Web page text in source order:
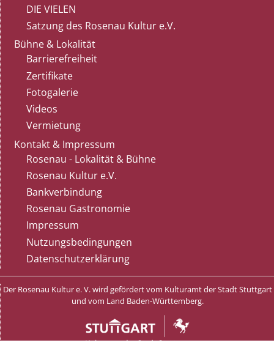
DIE VIELEN
Satzung des Rosenau Kultur e.V.
Bühne & Lokalität
Barrierefreiheit
Zertifikate
Fotogalerie
Videos
Vermietung
Kontakt & Impressum
Rosenau - Lokalität & Bühne
Rosenau Kultur e.V.
Bankverbindung
Rosenau Gastronomie
Impressum
Nutzungsbedingungen
Datenschutzerklärung
Der Rosenau Kultur e. V. wird gefördert vom Kulturamt der Stadt Stuttgart
und vom Land Baden-Württemberg.